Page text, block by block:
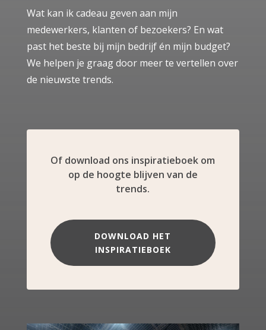
Wat kan ik cadeau geven aan mijn
medewerkers, klanten of bezoekers? En wat
past het beste bij mijn bedrijf én mijn budget?
We helpen je graag door meer te vertellen over
de nieuwste trends.
Of download ons inspiratieboek om
op de hoogte blijven van de
trends.
DOWNLOAD HET
INSPIRATIEBOEK